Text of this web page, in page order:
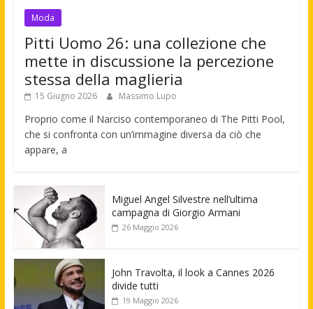
Moda
Pitti Uomo 26: una collezione che
mette in discussione la percezione
stessa della maglieria
15 Giugno 2026 Massimo Lupo
Proprio come il Narciso contemporaneo di The Pitti Pool,
che si confronta con un’immagine diversa da ciò che
appare, a
Miguel Angel Silvestre nell’ultima
campagna di Giorgio Armani
26 Maggio 2026
John Travolta, il look a Cannes 2026
divide tutti
19 Maggio 2026